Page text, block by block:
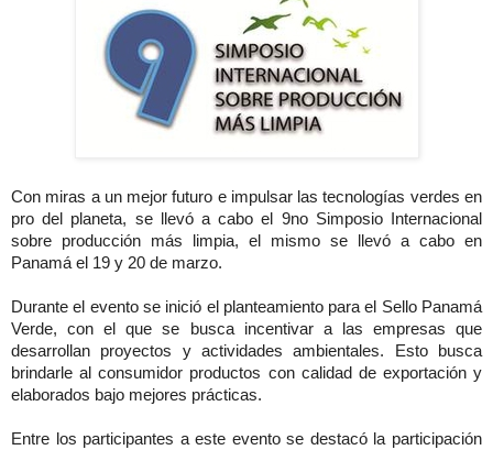
Con miras a un mejor futuro e impulsar las tecnologías verdes en
pro del planeta, se llevó a cabo el 9no Simposio Internacional
sobre producción más limpia, el mismo se llevó a cabo en
Panamá el 19 y 20 de marzo.
Durante el evento se inició el planteamiento para el Sello Panamá
Verde, con el que se busca incentivar a las empresas que
desarrollan proyectos y actividades ambientales. Esto busca
brindarle al consumidor productos con calidad de exportación y
elaborados bajo mejores prácticas.
Entre los participantes a este evento se destacó la participación